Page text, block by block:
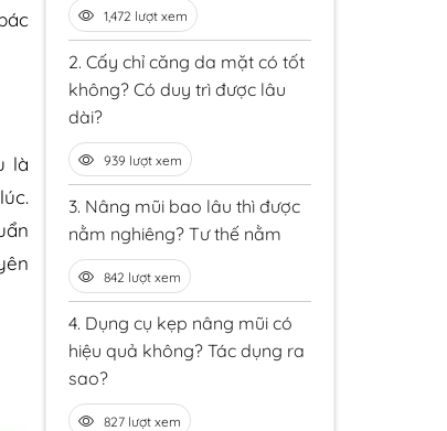
là
1,472 lượt xem
2. Cấy chỉ căng da mặt có tốt
không? Có duy trì được lâu
dài?
939 lượt xem
3. Nâng mũi bao lâu thì được
nằm nghiêng? Tư thế nằm
842 lượt xem
4. Dụng cụ kẹp nâng mũi có
hiệu quả không? Tác dụng ra
sao?
827 lượt xem